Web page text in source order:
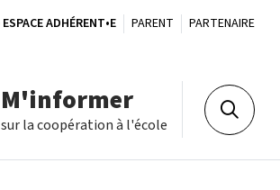
ESPACE ADHÉRENT•E PARENT PARTENAIRE
M'informer
sur la coopération à l'école